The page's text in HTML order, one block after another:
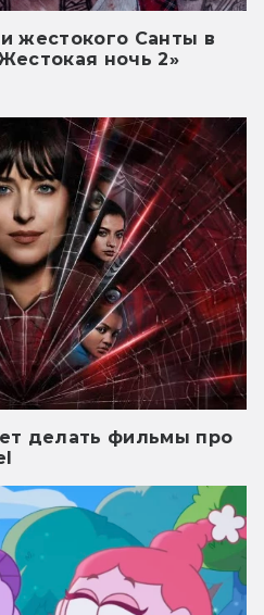
жестокого Санты в
ночь 2»
делать фильмы про